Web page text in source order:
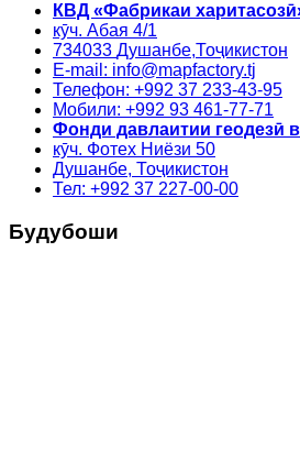
КВД «Фабрикаи
кӯч. Абая 4/1
734033 Душанбе,Тоҷикистон
E-mail: info@mapfactory.tj
Телефон: +992 37 233-43-95
Мобили: +992 93 461-77-71
Фонди давлаитии геодезӣ
кӯч. Фотех Ниёзи 50
Душанбе, Тоҷикистон
Тел: +992 37 227-00-00
Будубоши